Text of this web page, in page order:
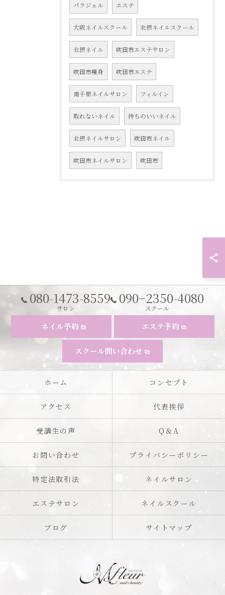
パラジェル エステ
大阪ネイルスクール 北摂ネイルスクール
北摂ネイル 吹田市エステサロン
吹田市痩身 吹田市エステ
南千里ネイルサロン フィルイン
取れないネイル 持ちのいいネイル
北摂ネイルサロン 吹田市ネイル
吹田市ネイルサロン 吹田市
080-1473-8559
サロン
090−2350-4080
スクール
ネイル予約
スクール問い合わせ
エステ予約
ホーム コンセプト
アクセス 代表挨拶
受講生の声 Q＆A
お問い合わせ プライバシーポリシー
特定法取引法 ネイルサロン
エステサロン ネイルスクール
ブログ サイトマップ